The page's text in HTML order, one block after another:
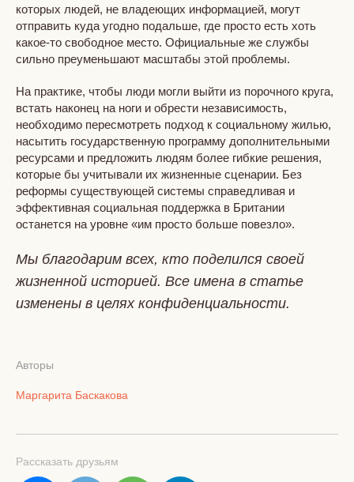
которых людей, не владеющих информацией, могут
отправить куда угодно подальше, где просто есть хоть
какое-то свободное место. Официальные же службы
сильно преуменьшают масштабы этой проблемы.
На практике, чтобы люди могли выйти из порочного круга,
встать наконец на ноги и обрести независимость,
необходимо пересмотреть подход к социальному жилью,
насытить государственную программу дополнительными
ресурсами и предложить людям более гибкие решения,
которые бы учитывали их жизненные сценарии. Без
реформы существующей системы справедливая и
эффективная социальная поддержка в Британии
останется на уровне «им просто больше повезло».
Мы благодарим всех, кто поделился своей
жизненной историей. Все имена в статье
изменены в целях конфиденциальности.
Авторы
Маргарита Баскакова
Рассказать друзьям